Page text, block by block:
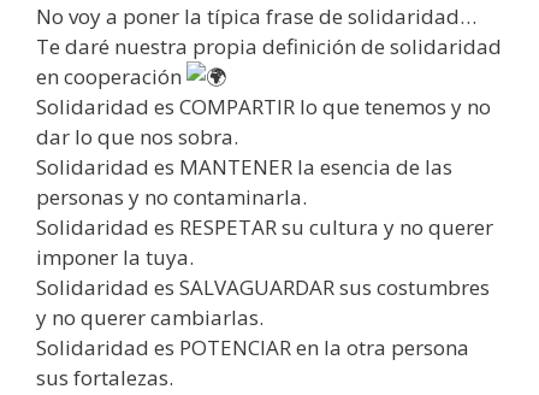
No voy a poner la típica frase de solidaridad…
Te daré nuestra propia definición de solidaridad
en cooperación
Solidaridad es COMPARTIR lo que tenemos y no
dar lo que nos sobra.
Solidaridad es MANTENER la esencia de las
personas y no contaminarla.
Solidaridad es RESPETAR su cultura y no querer
imponer la tuya.
Solidaridad es SALVAGUARDAR sus costumbres
y no querer cambiarlas.
Solidaridad es POTENCIAR en la otra persona
sus fortalezas.